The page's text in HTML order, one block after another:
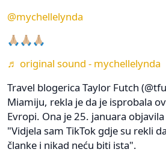
@mychellelynda
🙏🏼🙏🏼🙏🏼
♬ original sound - mychellelynda
Travel blogerica Taylor Futch
Miamiju, rekla je da je isprobala
Evropi. Ona je 25. januara
"Vidjela sam TikTok gdje su rekli
članke i nikad neću biti ista".